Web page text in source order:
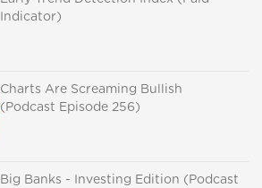
Indicator)
Charts Are Screaming Bullish
(Podcast Episode 256)
Big Banks - Investing Edition (Podcast